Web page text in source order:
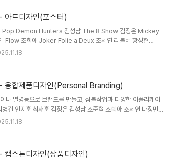
트디자인(포스터)
Pop Demon Hunters 김성남 The 8 Show 김정은 Mickey
Flow 조희애 Joker Folie a Deux 조세연 리볼버 황성현
a monster?
융합제품디자인(Personal Branding)
나 별명등으로 브랜드를 만들고, 심볼작업과 다양한 어플리케이
건 안지훈 최재훈 김정은 김성남 조준혁 조희애 조세연 나정민
스톤디자인(상품디자인)